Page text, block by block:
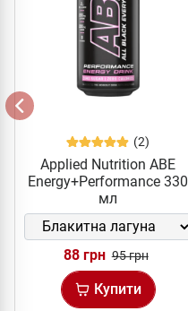
(2)
Applied Nutrition ABE
Energy+Performance 330
мл
88 грн 95 грн
Купити